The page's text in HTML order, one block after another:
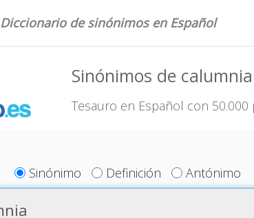
Diccionario de sinónimos en Español
Sinónimos de calumnia
Tesauro en Español con 50.000
Sinónimo Definición Antónimo